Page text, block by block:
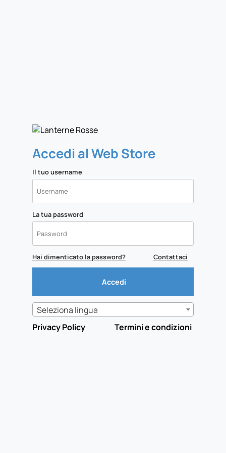
Accedi al Web Store
Il tuo username
La tua password
Hai dimenticato la password? Contattaci
Seleziona lingua
Privacy Policy
Termini e condizioni